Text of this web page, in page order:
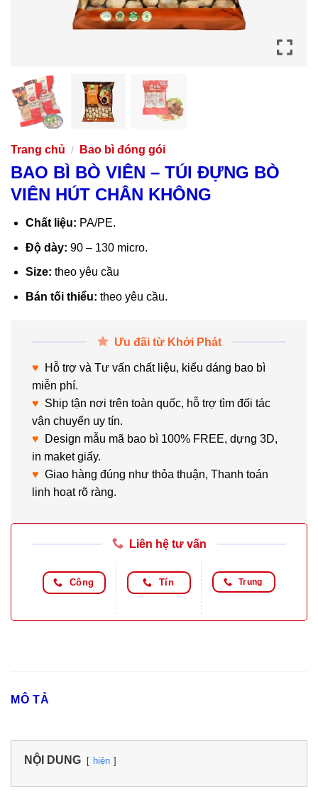
Trang chủ / Bao bì đóng gói
BAO BÌ BÒ VIÊN – TÚI ĐỰNG BÒ
VIÊN HÚT CHÂN KHÔNG
Chất liệu: PA/PE.
Độ dày: 90 – 130 micro.
Size: theo yêu cầu
Bán tối thiểu: theo yêu cầu.
Ưu đãi từ Khởi Phát
♥ Hỗ trợ và Tư vấn chất liệu, kiểu dáng bao bì
miễn phí.
♥ Ship tận nơi trên toàn quốc, hỗ trợ tìm đối tác
vận chuyển uy tín.
♥ Design mẫu mã bao bì 100% FREE, dựng 3D,
in maket giấy.
♥ Giao hàng đúng như thỏa thuận, Thanh toán
linh hoạt rõ ràng.
Liên hệ tư vấn
Công Tín Trung
MÔ TẢ
NỘI DUNG hiện